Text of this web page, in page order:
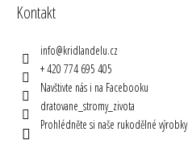
Kontakt
info@kridlandelu.cz
+ 420 774 695 405
Navštivte nás i na Facebooku
dratovane_stromy_zivota
Prohlédněte si naše rukodělné výrobky